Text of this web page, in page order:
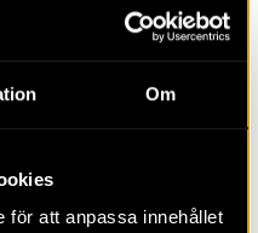
Om
för att anpassa innehållet